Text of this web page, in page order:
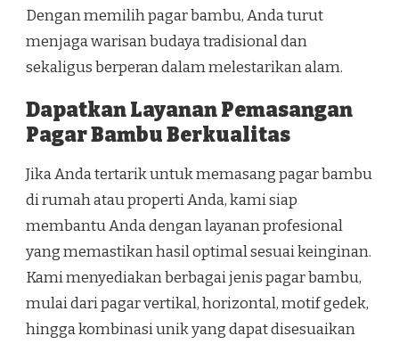
Dengan memilih pagar bambu, Anda turut
menjaga warisan budaya tradisional dan
sekaligus berperan dalam melestarikan alam.
Dapatkan Layanan Pemasangan
Pagar Bambu Berkualitas
Jika Anda tertarik untuk memasang pagar bambu
di rumah atau properti Anda, kami siap
membantu Anda dengan layanan profesional
yang memastikan hasil optimal sesuai keinginan.
Kami menyediakan berbagai jenis pagar bambu,
mulai dari pagar vertikal, horizontal, motif gedek,
hingga kombinasi unik yang dapat disesuaikan